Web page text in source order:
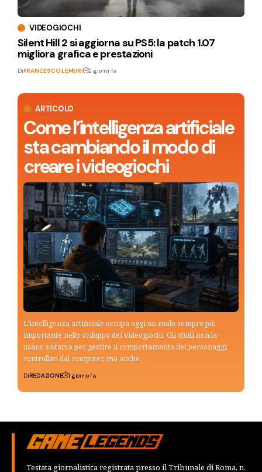
ARTICOLO
Come l’intelligenza artificiale
sta cambiando il modo di
creare i videogiochi
L'intelligenza artificiale occupa oggi un ruolo sempre più
importante nello sviluppo dei videogiochi. Gli studi non la
usano soltanto per gestire il comportamento dei personaggi
controllati dal computer, ma anche…
DiREDAZIONE 1 giorno fa
VIDEOGIOCHI
Silent Hill 2 si aggiorna su PS5: la patch 1.07
migliora grafica e prestazioni
DiFRANCESCO LEMURI 2 giorni fa
Testata giornalistica registrata presso il Tribunale di Roma, n.